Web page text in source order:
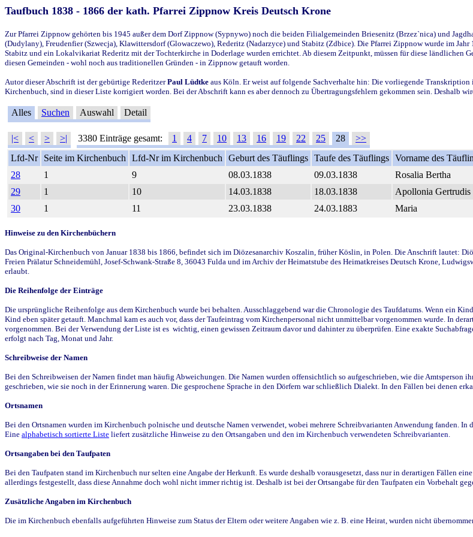
Taufbuch 1838 - 1866 der kath. Pfarrei Zippnow Kreis Deutsch Krone
Zur Pfarrei Zippnow gehörten bis 1945 außer dem Dorf Zippnow (Sypnywo) noch die beiden Filialgemeinden Briesenitz (Brzez`nica) und
(Dudylany), Freudenfier (Szwecja), Klawittersdorf (Glowaczewo), Rederitz (Nadarzyce) und Stabitz (Zdbice). Die Pfarrei Zippnow wurde im
Stabitz und ein Lokalvikariat Rederitz mit der Tochterkirche in Doderlage wurden errichtet. Ab diesem Zeitpunkt, müssen für diese ländlichen
diesen Gemeinden - wohl noch aus traditionellen Gründen - in Zippnow getauft worden.
Autor dieser Abschrift ist der gebürtige RederitzerPaul Lüdtke aus Köln. Er weist auf folgende Sachverhalte hin: Die vorliegende
Kirchenbuch, sind in dieser Liste korrigiert worden. Bei der Abschrift kann es aber dennoch zu Übertragungsfehlern gekommen sein. Deshalb
Alles Suchen Auswahl Detail
|< < > >| 3380 Einträge gesamt: 1 4 7 10 13 16 19 22 25 28
>>
Lfd-Nr
Seite im Kirchenbuch Lfd-Nr im Kirchenbuch Geburt des Täuflings Taufe des Täuflings Vorname des
28
1 9 08.03.1838 09.03.1838 Rosalia Bertha
29
1 10 14.03.1838 18.03.1838 Apollonia Gertrudis
30
1 11 23.03.1838 24.03.1883 Maria
Hinweise zu den Kirchenbüchern
Das Original-Kirchenbuch von Januar 1838 bis 1866, befindet sich im Diözesanarchiv Koszalin, früher Köslin, in Polen. Die Anschrift lautet:
Freien Prälatur Schneidemühl, Josef-Schwank-Straße 8, 36043 Fulda und im Archiv der Heimatstube des Heimatkreises Deutsch Krone,
erlaubt.
Die Reihenfolge der Einträge
Die ursprüngliche Reihenfolge aus dem Kirchenbuch wurde bei behalten. Ausschlaggebend war die Chronologie des Taufdatums. Wenn ein
Kind eben später getauft. Manchmal kam es auch vor, dass der Taufeintrag vom Kirchenpersonal nicht unmittelbar vorgenommen wurde. In
vorgenommen. Bei der Verwendung der Liste ist es wichtig, einen gewissen Zeitraum davor und dahinter zu überprüfen. Eine exakte
erfolgt nach Tag, Monat und Jahr.
Schreibweise der Namen
Bei den Schreibweisen der Namen findet man häufig Abweichungen. Die Namen wurden offensichtlich so aufgeschrieben, wie die Amtsperson
geschrieben, wie sie noch in der Erinnerung waren. Die gesprochene Sprache in den Dörfern war schließlich Dialekt. In den Fällen bei denen
Ortsnamen
Bei den Ortsnamen wurden im Kirchenbuch polnische und deutsche Namen verwendet, wobei mehrere Schreibvarianten Anwendung fanden.
Eine alphabetisch sortierte Liste liefert zusätzliche Hinweise zu den Ortsangaben und den im Kirchenbuch verwendeten Schreibvarianten.
Ortsangaben bei den Taufpaten
Bei den Taufpaten stand im Kirchenbuch nur selten eine Angabe der Herkunft. Es wurde deshalb vorausgesetzt, dass nur in derartigen Fällen
allerdings festgestellt, dass diese Annahme doch wohl nicht immer richtig ist. Deshalb ist bei der Ortsangabe für den Taufpaten ein Vorbehalt
Zusätzliche Angaben im Kirchenbuch
Die im Kirchenbuch ebenfalls aufgeführten Hinweise zum Status der Eltern oder weitere Angaben wie z. B. eine Heirat, wurden nicht